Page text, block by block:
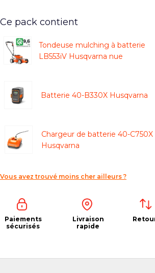
Ce pack contient
Tondeuse mulching à batterie
LB553iV Husqvarna nue
Batterie 40-B330X Husqvarna
Chargeur de batterie 40-C750X
Husqvarna
Vous avez trouvé moins cher ailleurs ?
Paiements
sécurisés
Livraison
rapide